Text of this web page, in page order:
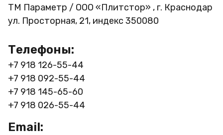
ТМ Параметр / ООО «Плитстор» , г. Краснодар
ул. Просторная, 21, индекс 350080
Телефоны:
+7 918 126-55-44
+7 918 092-55-44
+7 918 145-65-60
+7 918 026-55-44
Email: